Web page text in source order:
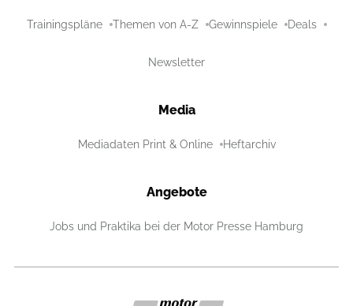
Trainingspläne Themen von A-Z Gewinnspiele Deals
Newsletter
Media
Mediadaten Print & Online Heftarchiv
Angebote
Jobs und Praktika bei der Motor Presse Hamburg